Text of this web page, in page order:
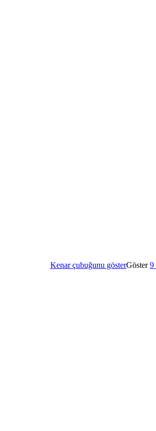
Kenar çubuğunu gösterGöster9